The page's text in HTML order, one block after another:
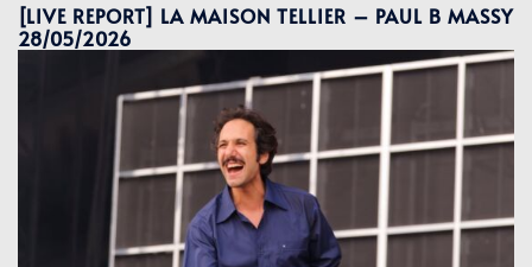
[LIVE REPORT] LA MAISON TELLIER – PAUL B MASSY
28/05/2026